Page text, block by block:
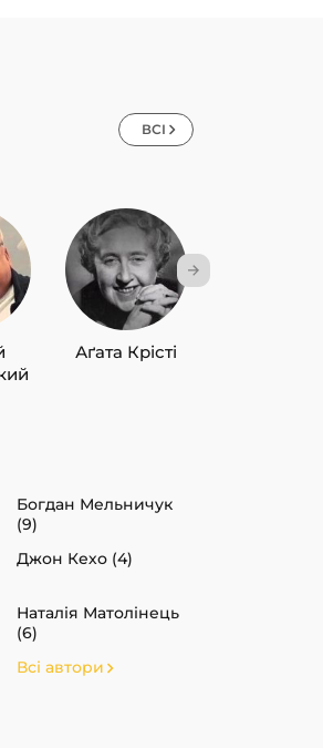
ВСІ
Аґата Крісті
Богдан Мельничук
(9)
Джон Кехо (4)
Наталія Матолінець
(6)
Всі автори